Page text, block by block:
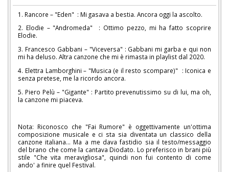
1. Rancore – "Eden" : Mi gasava a bestia. Ancora oggi la ascolto.
2. Elodie – "Andromeda" : Ottimo pezzo, mi ha fatto scoprire
Elodie.
3. Francesco Gabbani – "Viceversa" : Gabbani mi garba e qui non
mi ha deluso. Altra canzone che mi è rimasta in playlist dal 2020.
4. Elettra Lamborghini – "Musica (e il resto scompare)" : Iconica e
senza pretese, me la ricordo ancora.
5. Piero Pelù – "Gigante" : Partito prevenutissimo su di lui, ma oh,
la canzone mi piaceva.
Nota: Riconosco che "Fai Rumore" è oggettivamente un'ottima
composizione musicale e ci sta sia diventata un classico della
canzone italiana... Ma a me dava fastidio sia il testo/messaggio
del brano che come la cantava Diodato. Lo preferisco in brani più
stile "Che vita meravigliosa", quindi non fui contento di come
ando' a finire quel Festival.